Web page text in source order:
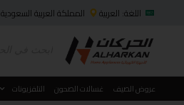
اللغة: العربية المملكة العربية السعودية
عروض الصيف غسالات الصحون التلفزيونات